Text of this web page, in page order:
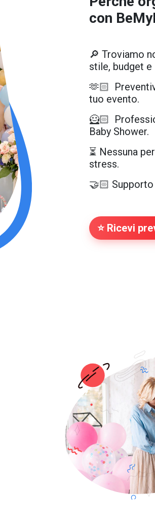
con
🔎 Troviamo
stile, budget
🫶🏻
tuo evento.
🦸🏻
Baby Shower.
⏳ Nessuna
stress.
🤝🏻
⭐ Ricevi